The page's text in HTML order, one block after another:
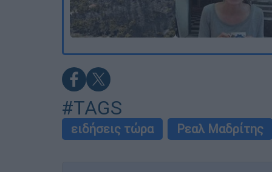
#TAGS
ειδήσεις τώρα Ρεαλ Μαδρίτης